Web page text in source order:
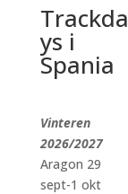
Trackda
ys i
Spania
Vinteren
2026/2027
Aragon 29
sept-1 okt